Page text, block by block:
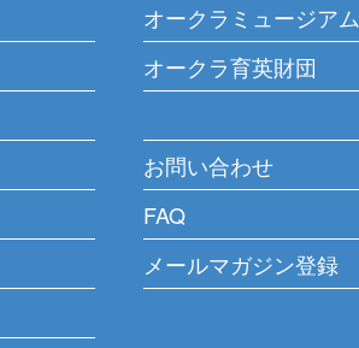
オークラミュージアム
オークラ育英財団
お問い合わせ
FAQ
メールマガジン登録